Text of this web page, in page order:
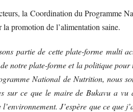
la Coordination du Programme
promotion de l’alimentation saine.
partie de cette plate-forme multi
notre plate-forme et la politique
National de Nutrition, nous
sur ce que le maire de Bukavu a
J’espère que ce que